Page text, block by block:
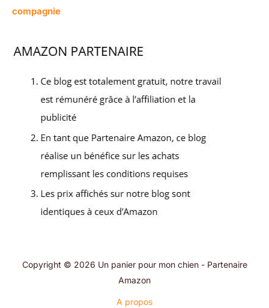
compagnie
Copyright © 2026 Un panier pour mon chien - Partenaire
Amazon
A propos